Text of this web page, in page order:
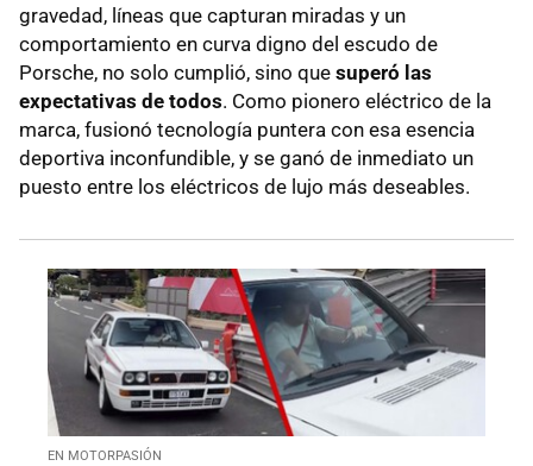
gravedad, líneas que capturan miradas y un
comportamiento en curva digno del escudo de
Porsche, no solo cumplió, sino que superó las
expectativas de todos. Como pionero eléctrico de la
marca, fusionó tecnología puntera con esa esencia
deportiva inconfundible, y se ganó de inmediato un
puesto entre los eléctricos de lujo más deseables.
EN MOTORPASIÓN